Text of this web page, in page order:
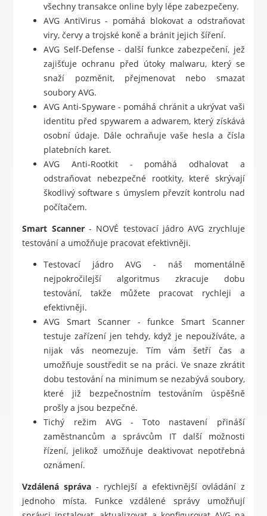
všechny transakce online byly lépe zabezpečeny.
AVG AntiVirus - pomáhá blokovat a odstraňovat
viry, červy a trojské koně a bránit jejich šíření.
AVG Self-Defense - další funkce zabezpečení, jež
zajišťuje ochranu před útoky malwaru, který se
snaží pozměnit, přejmenovat nebo smazat
soubory AVG.
AVG Anti-Spyware - pomáhá chránit a ukrývat vaši
identitu před spywarem a adwarem, který získává
osobní údaje. Dále ochraňuje vaše hesla a čísla
platebních karet.
AVG Anti-Rootkit - pomáhá odhalovat a
odstraňovat nebezpečné rootkity, které skrývají
škodlivý software s úmyslem převzít kontrolu nad
počítačem.
Smart Scanner- NOVÉ testovací jádro AVG zrychluje
testování a umožňuje pracovat efektivněji.
Testovací jádro AVG - náš momentálně
nejpokročilejší algoritmus zkracuje dobu
testování, takže můžete pracovat rychleji a
efektivněji.
AVG Smart Scanner - funkce Smart Scanner
testuje zařízení jen tehdy, když je nepoužíváte, a
nijak vás neomezuje. Tím vám šetří čas a
umožňuje soustředit se na práci. Ve snaze zkrátit
dobu testování na minimum se nezabývá soubory,
které již bezpečnostním testováním úspěšně
prošly a jsou bezpečné.
Tichý režim AVG - Toto nastavení přináší
zaměstnancům a správcům IT další možnosti
řízení, jelikož umožňuje deaktivovat nepotřebná
oznámení.
Vzdálená správa - rychlejší a efektivnější ovládání z
jednoho místa. Funkce vzdálené správy umožňují